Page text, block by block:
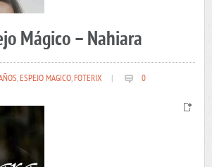
Mágico – Nahiara
,ESPEJO MAGICO,FOTERIX 0